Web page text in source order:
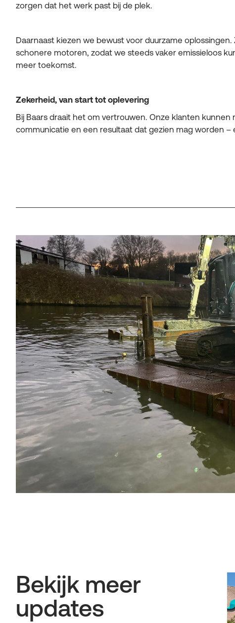
zorgen dat het werk past bij de plek.
Daarnaast kiezen we bewust voor duurzame
schonere motoren, zodat we steeds vaker emissieloos
meer toekomst.
Zekerheid, van start tot oplevering
Bij Baars draait het om vertrouwen. Onze klanten
communicatie en een resultaat dat gezien mag worden
Bekijk meer
updates